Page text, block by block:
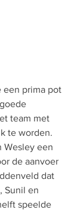
een prima pot
team met
te worden.
Wesley een
de aanvoer
dat
Sunil en
speelde